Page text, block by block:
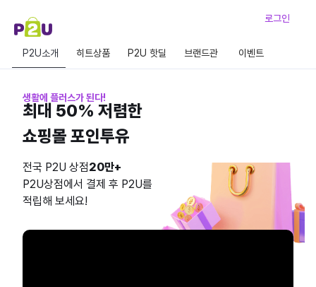
로그인
P2U소개 히트상품 P2U 핫딜 브랜드관 이벤트